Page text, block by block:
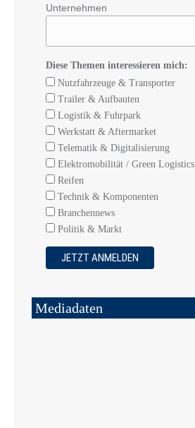
Unternehmen
Diese Themen interessieren mich:
Nutzfahrzeuge & Transporter
Trailer & Aufbauten
Logistik & Fuhrpark
Werkstatt & Aftermarket
Telematik & Digitalisierung
Elektromobilität / Green Logistics
Reifen
Technik & Komponenten
Branchennews
Politik & Markt
Mediadaten